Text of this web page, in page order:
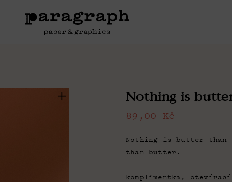
Nothing is
89,00 Kč
Nothing is butter
than butter.
komplimentka,